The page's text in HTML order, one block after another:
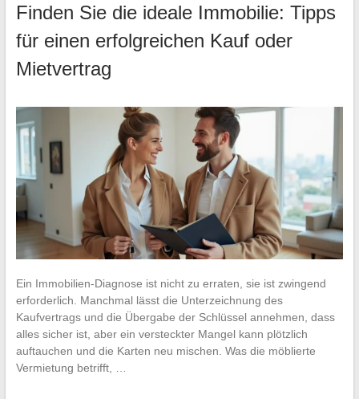
Finden Sie die ideale Immobilie: Tipps
für einen erfolgreichen Kauf oder
Mietvertrag
Ein Immobilien-Diagnose ist nicht zu erraten, sie ist zwingend
erforderlich. Manchmal lässt die Unterzeichnung des
Kaufvertrags und die Übergabe der Schlüssel annehmen, dass
alles sicher ist, aber ein versteckter Mangel kann plötzlich
auftauchen und die Karten neu mischen. Was die möblierte
Vermietung betrifft, …